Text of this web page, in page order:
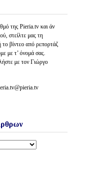
της Pieria.tv και άν
στείλτε μας τη
βίντεο από ρεπορτάζ
με τ’ όνομά σας.
με τον Γιώργο